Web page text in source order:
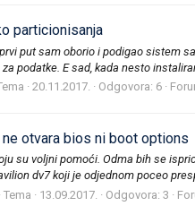
particionisanja
put sam oborio i podigao sistem
podatke. E sad, kada nesto
20.11.2017. Odgovora: 6
ne otvara bios ni boot options
su voljni pomoći. Odma bih se
dv7 koji je odjednom poceo
Tema 13.09.2017. Odgovora: 3